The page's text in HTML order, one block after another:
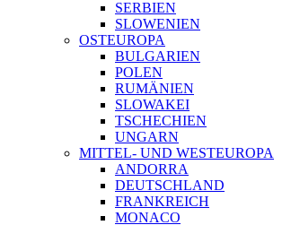
SERBIEN
SLOWENIEN
OSTEUROPA
BULGARIEN
POLEN
RUMÄNIEN
SLOWAKEI
TSCHECHIEN
UNGARN
MITTEL- UND WESTEUROPA
ANDORRA
DEUTSCHLAND
FRANKREICH
MONACO